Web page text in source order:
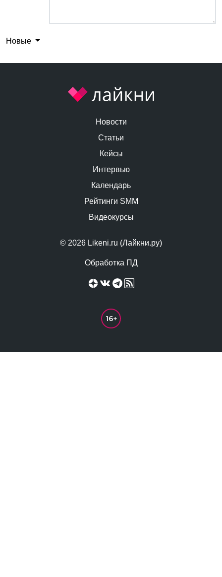
Новые
© 2026 Likeni.ru (Лайкни.ру)
Обработка ПД
Новости
Статьи
Кейсы
Интервью
Календарь
Рейтинги SMM
Видеокурсы